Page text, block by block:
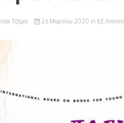
Τζήμα 26 Μαρτίου 2020 in Εξ